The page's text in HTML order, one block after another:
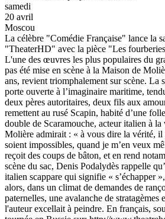
samedi
20 avril
Moscou
La célèbre "Comédie Française" lance la
"TheaterHD" avec la pièce "Les
L'une des œuvres les plus populaires du
pas été mise en scène à la Maison de
ans, revient triomphalement sur scène. La
porte ouverte à l’imaginaire maritime,
deux pères autoritaires, deux fils aux
remettent au rusé Scapin, habité d’une
double de Scaramouche, acteur italien à la
Molière admirait : « à vous dire la vérité, il
soient impossibles, quand je m’en veux
reçoit des coups de bâton, et en rend
scène du sac, Denis Podalydès rappelle
italien scappare qui signifie « s’échapper
alors, dans un climat de demandes de
paternelles, une avalanche de stratagèmes
l'auteur excellait à peindre. En français,